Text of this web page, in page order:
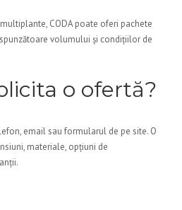
CODA poate oferi pachete
volumului și condițiilor de
o ofertă?
email sau formularul de pe site. O
materiale, opțiuni de